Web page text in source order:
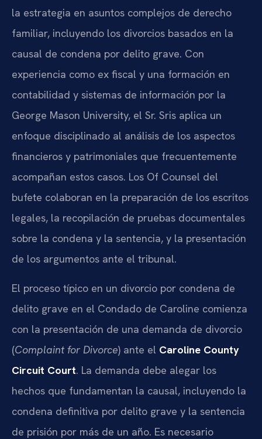
la estrategia en asuntos complejos de derecho
familiar, incluyendo los divorcios basados en la
causal de condena por delito grave. Con
experiencia como ex fiscal y una formación en
contabilidad y sistemas de información por la
George Mason University, el Sr. Sris aplica un
enfoque disciplinado al análisis de los aspectos
financieros y patrimoniales que frecuentemente
acompañan estos casos. Los Of Counsel del
bufete colaboran en la preparación de los escritos
legales, la recopilación de pruebas documentales
sobre la condena y la sentencia, y la presentación
de los argumentos ante el tribunal.
El proceso típico en un divorcio por condena de
delito grave en el Condado de Caroline comienza
con la presentación de una demanda de divorcio
(Complaint for Divorce) ante el Caroline County
Circuit Court. La demanda debe alegar los
hechos que fundamentan la causal, incluyendo la
condena definitiva por delito grave y la sentencia
de prisión por más de un año. Es necesario